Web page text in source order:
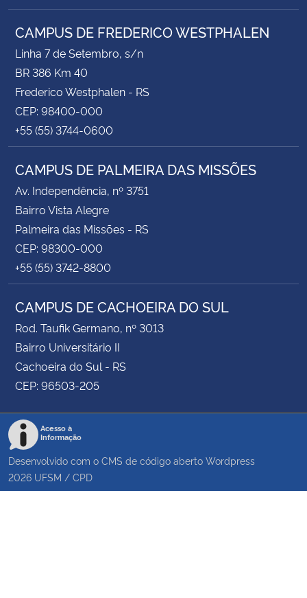
CAMPUS DE FREDERICO WESTPHALEN
Linha 7 de Setembro, s/n
BR 386 Km 40
Frederico Westphalen - RS
CEP: 98400-000
+55 (55) 3744-0600
CAMPUS DE PALMEIRA DAS MISSÕES
Av. Independência, nº 3751
Bairro Vista Alegre
Palmeira das Missões - RS
CEP: 98300-000
+55 (55) 3742-8800
CAMPUS DE CACHOEIRA DO SUL
Rod. Taufik Germano, nº 3013
Bairro Universitário II
Cachoeira do Sul - RS
CEP: 96503-205
Acesso à
Informação
Desenvolvido com o CMS de código aberto Wordpress
2026 UFSM / CPD